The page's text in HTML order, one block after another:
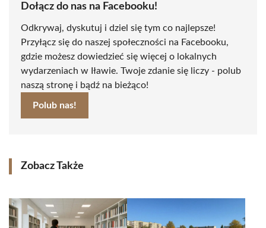
Dołącz do nas na Facebooku!
Odkrywaj, dyskutuj i dziel się tym co najlepsze!
Przyłącz się do naszej społeczności na Facebooku,
gdzie możesz dowiedzieć się więcej o lokalnych
wydarzeniach w Iławie. Twoje zdanie się liczy - polub
naszą stronę i bądź na bieżąco!
Polub nas!
Zobacz Także